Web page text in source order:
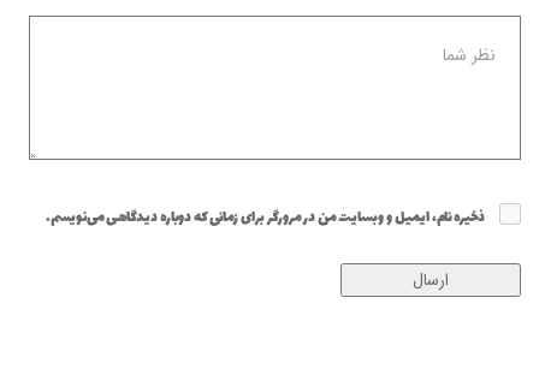
ذخیره نام، ایمیل و وبسایت من در مرورگر برای زمانی که دوباره دیدگاهی می‌نویسم.